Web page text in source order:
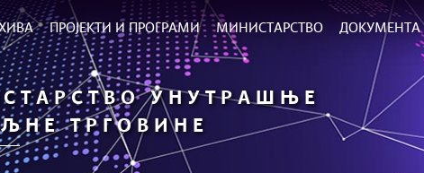
ПРОЈЕКТИ И ПРОГРАМИ МИНИСТАРСТВО ДОКУМЕНТА
УНУТРАШЊЕ
ТРГОВИНЕ